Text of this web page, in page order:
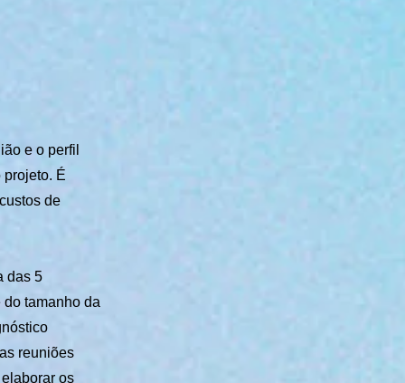
e o perfil
É
de
das 5
tamanho da
reuniões
os